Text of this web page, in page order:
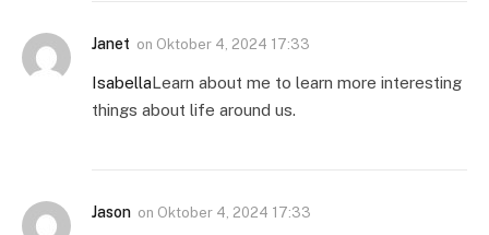
Janet on Oktober 4, 2024 17:33
IsabellaLearn about me to learn more interesting
things about life around us.
Jason on Oktober 4, 2024 17:33